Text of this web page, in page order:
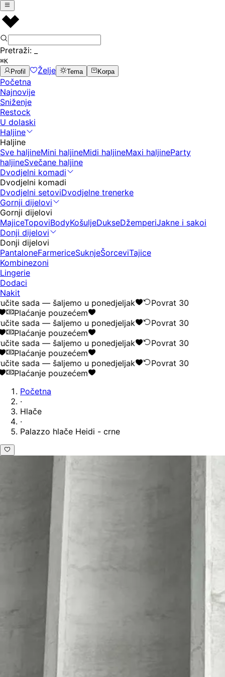
Pretraži:
⌘K
Profil
Želje Tema Korpa
Početna
Najnovije
Sniženje
Restock
U dolaski
Haljine
Haljine
Sve haljineMini haljineMidi haljineMaxi haljineParty
haljineSvečane haljine
Dvodjelni komadi
Dvodjelni komadi
Dvodjelni setoviDvodjelne trenerke
Gornji dijelovi
Gornji dijelovi
MajiceTopoviBodyKošuljeDukseDžemperiJakne i sakoi
Donji dijelovi
Donji dijelovi
PantaloneFarmericeSuknjeŠorceviTajice
Kombinezoni
Lingerie
Dodaci
Nakit
sada — šaljemo u ponedjeljak
Povrat 30
Plaćanje pouzećem
sada — šaljemo u ponedjeljak
Povrat 30
Plaćanje pouzećem
sada — šaljemo u ponedjeljak
Povrat 30
Plaćanje pouzećem
sada — šaljemo u ponedjeljak
Povrat 30
Plaćanje pouzećem
Početna
·
Hlače
·
Palazzo hlače Heidi - crne